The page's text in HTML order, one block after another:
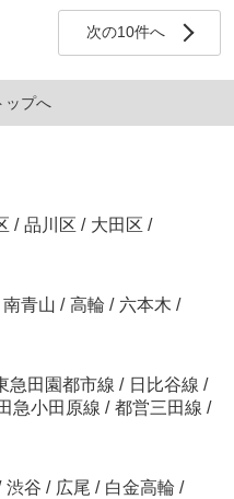
次の10件へ
ップへ
/ 品川区 / 大田区 /
南青山 / 高輪 / 六本木 /
急田園都市線 / 日比谷線 /
急小田原線 / 都営三田線 /
渋谷 / 広尾 / 白金高輪 /